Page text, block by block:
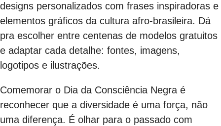
designs personalizados com frases inspiradoras e
elementos gráficos da cultura afro-brasileira. Dá
pra escolher entre centenas de modelos gratuitos
e adaptar cada detalhe: fontes, imagens,
logotipos e ilustrações.
Comemorar o Dia da Consciência Negra é
reconhecer que a diversidade é uma força, não
uma diferença. É olhar para o passado com